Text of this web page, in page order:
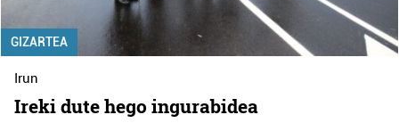
GIZARTEA
Irun
Ireki dute hego ingurabidea